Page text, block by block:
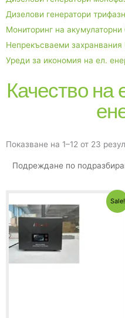
Дизелови генератори
Мониторинг на акумулаторни
Непрекъсваеми захранвания
Уреди за икономия на ел.
Качество на
Показване на 1–12 от 23
Sale!